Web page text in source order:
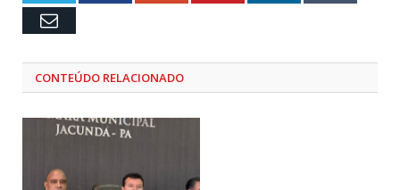
Email
CONTEÚDO RELACIONADO